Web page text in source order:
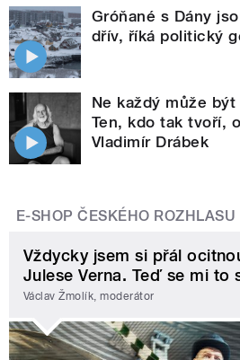
Gróňané s Dány
dřív, říká politický
Ne každý může
Ten, kdo tak tvoří,
Vladimír Drábek
E-SHOP ČESKÉHO ROZHLASU
Vždycky jsem si přál
Julese Verna. Teď se mi to
Václav Žmolík, moderátor